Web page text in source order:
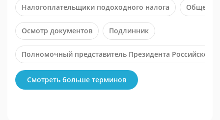
Налогоплательщики подоходного налога
Осмотр документов Подлинник
Полномочный представитель Президента Российской
Смотреть больше терминов